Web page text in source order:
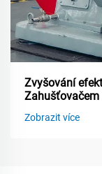
Zvyšování
Zahušťovačem
Zobrazit více